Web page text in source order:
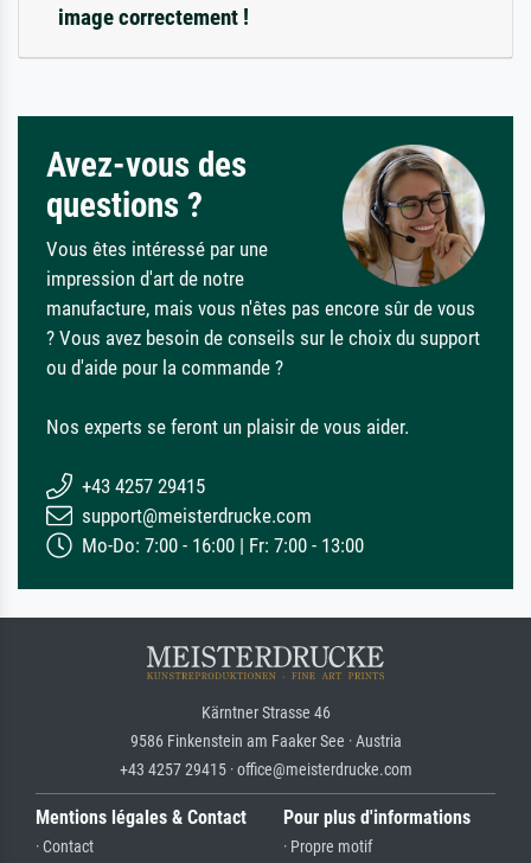
image correctement !
Avez-vous des
questions ?
Vous êtes intéressé par une
impression d'art de notre
manufacture, mais vous n'êtes pas encore sûr de vous
? Vous avez besoin de conseils sur le choix du support
ou d'aide pour la commande ?
Nos experts se feront un plaisir de vous aider.
+43 4257 29415
support@meisterdrucke.com
Mo-Do: 7:00 - 16:00 | Fr: 7:00 - 13:00
Kärntner Strasse 46
9586 Finkenstein am Faaker See · Austria
+43 4257 29415 · office@meisterdrucke.com
Mentions légales & Contact
· Contact
Pour plus d'informations
· Propre motif